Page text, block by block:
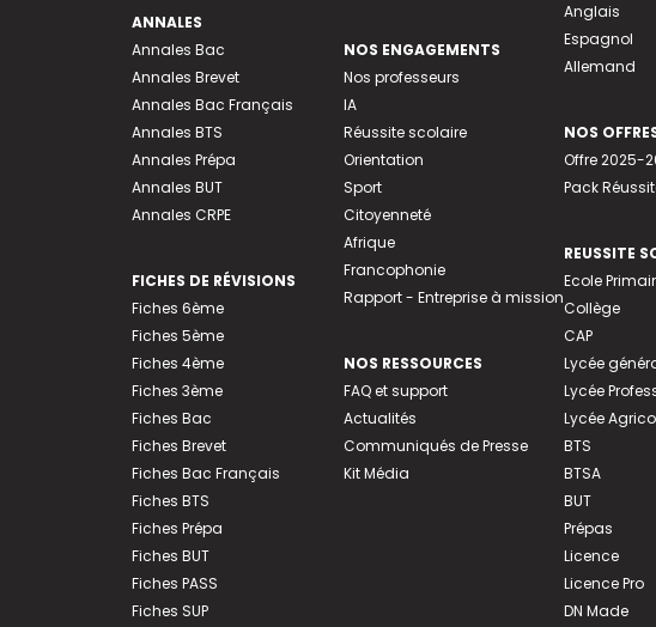
ANNALES
Annales Bac
Annales Brevet
Annales Bac Français
Annales BTS
Annales Prépa
Annales BUT
Annales CRPE
FICHES DE RÉVISIONS
Fiches 6ème
Fiches 5ème
Fiches 4ème
Fiches 3ème
Fiches Bac
Fiches Brevet
Fiches Bac Français
Fiches BTS
Fiches Prépa
Fiches BUT
Fiches PASS
Fiches SUP
NOS ENGAGEMENTS
Nos professeurs
IA
Réussite scolaire
Orientation
Sport
Citoyenneté
Afrique
Francophonie
Rapport - Entreprise à mission
NOS RESSOURCES
FAQ et support
Actualités
Communiqués de Presse
Kit Média
Anglais
Espagnol
Allemand
NOS
Offre 2025-
Pack
REUSSITE
Ecole
Collège
CAP
Lycée
Lycée
Lycée
BTS
BTSA
BUT
Prépas
Licence
Licence Pro
DN Made